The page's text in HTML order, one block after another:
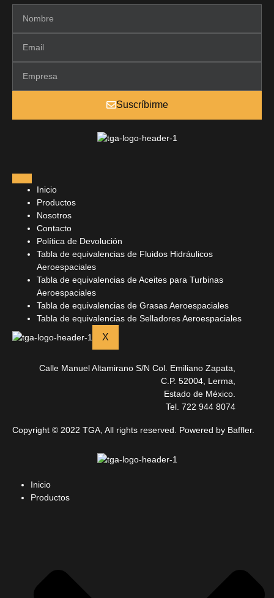
Suscríbirme
Inicio
Productos
Nosotros
Contacto
Política de Devolución
Tabla de equivalencias de Fluidos Hidráulicos
Aeroespaciales
Tabla de equivalencias de Aceites para Turbinas
Aeroespaciales
Tabla de equivalencias de Grasas Aeroespaciales
Tabla de equivalencias de Selladores Aeroespaciales
X
Calle Manuel Altamirano S/N Col. Emiliano Zapata,
C.P. 52004, Lerma,
Estado de México.
Tel. 722 944 8074
Copyright © 2022 TGA, All rights reserved. Powered by Baffler.
Inicio
Productos